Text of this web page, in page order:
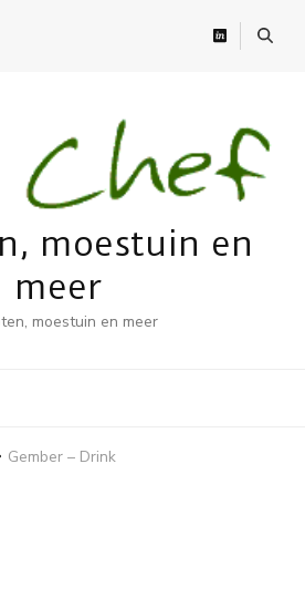
moestuin en
meer
moestuin en meer
Gember – Drink